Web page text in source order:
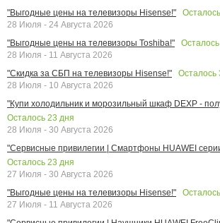
"Выгодные цены на телевизоры Hisense!"
Осталось
28 Июля - 24 Августа 2026
"Выгодные цены на телевизоры Toshiba!"
Осталось
28 Июля - 11 Августа 2026
"Скидка за СБП на телевизоры Hisense!"
Осталось
28 Июля - 10 Августа 2026
"Купи холодильник и морозильный шкаф DEXP -
Осталось 23 дня
28 Июля - 30 Августа 2026
"Сервисные привилегии | Смартфоны HUAWEI
Осталось 23 дня
27 Июля - 30 Августа 2026
"Выгодные цены на телевизоры Hisense!"
Осталось
27 Июля - 11 Августа 2026